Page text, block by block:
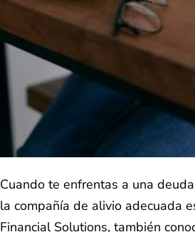
Cuando te enfrentas a una
la compañía de alivio adecuada
Financial Solutions, también